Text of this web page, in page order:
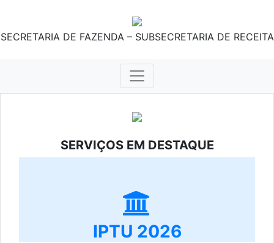
SECRETARIA DE FAZENDA – SUBSECRETARIA DE RECEITA
SERVIÇOS EM DESTAQUE
IPTU 2026